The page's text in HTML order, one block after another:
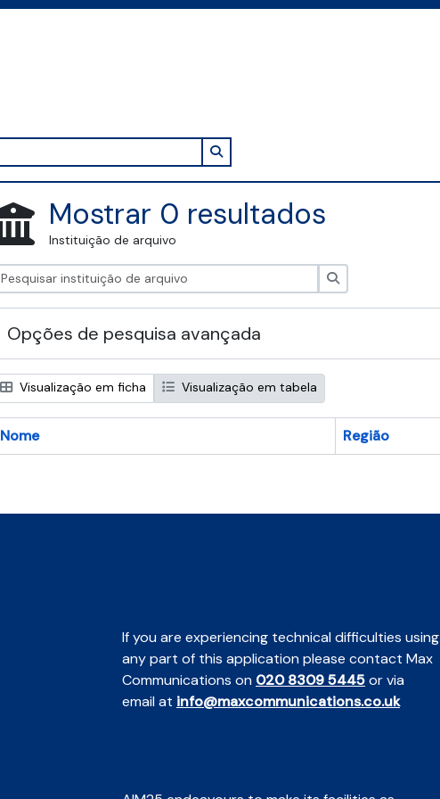
Search in browse page
Mostrar 0 resultados
Instituição de arquivo
Opções de pesquisa avançada
Visualização em ficha Visualização em tabela
Nome Região
If you are experiencing technical difficulties using
any part of this application please contact Max
Communications on 020 8309 5445or via
email at info@maxcommunications.co.uk